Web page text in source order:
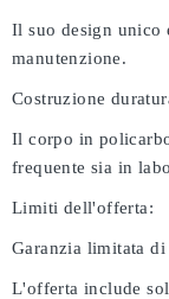
Il suo design unico
manutenzione.
Costruzione
Il corpo in
frequente sia in
Limiti dell'offerta:
Garanzia limitata di
L'offerta include